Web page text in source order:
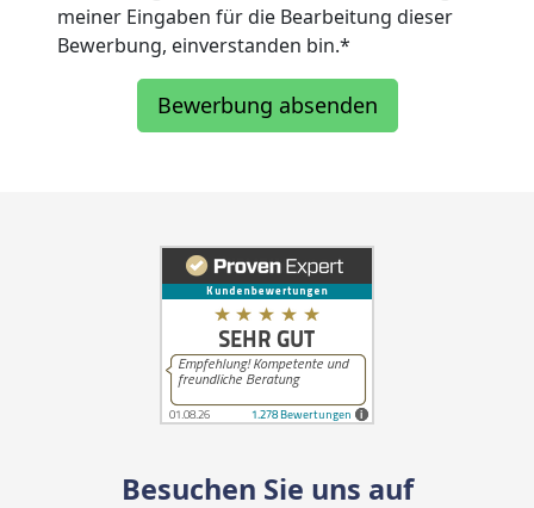
meiner Eingaben für die Bearbeitung dieser
Bewerbung, einverstanden bin.*
Bewerbung absenden
Besuchen Sie uns auf